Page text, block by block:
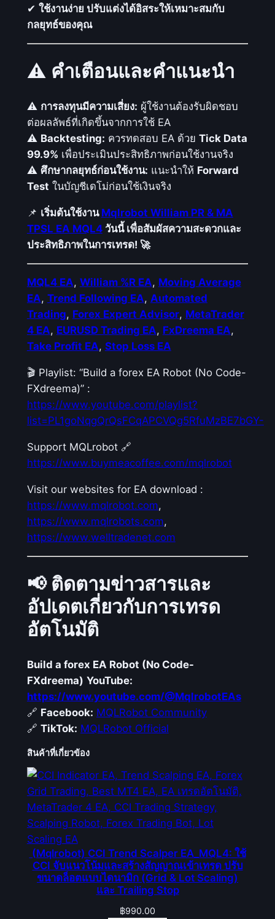
o
v
g
v
e
a
g
e
น
✔ ใช้งานง่าย ปรับแต่งได้อิสระให้เหมาะสมกับ
กลยุทธ์ของคุณ
⚠️ คำเตือนและคำแนะนำ
⚠️ การลงทุนมีความเสี่ยง: ผู้ใช้งานต้องรับผิดชอบ
ต่อผลลัพธ์ที่เกิดขึ้นจากการใช้ EA
⚠️ Backtesting: ควรทดสอบ EA ด้วย Tick Data
99.9% เพื่อประเมินประสิทธิภาพก่อนใช้งานจริง
⚠️ ศึกษากลยุทธ์ก่อนใช้งาน: แนะนำให้ Forward
Test ในบัญชีเดโม่ก่อนใช้เงินจริง
📌 เริ่มต้นใช้งาน Mqlrobot William PR & MA
TPSL EA MQL4วันนี้ เพื่อสัมผัสความสะดวกและ
ประสิทธิภาพในการเทรด! 🚀
MQL4 EA, William %R EA, Moving Average
EA, Trend Following EA, Automated
Trading, Forex Expert Advisor, MetaTrader
4 EA, EURUSD Trading EA, FxDreema EA,
Take Profit EA, Stop Loss EA
🎬 Playlist: “Build a forex EA Robot (No Code-
FXdreema)” :
https://www.youtube.com/playlist?
list=PL1goNqgQrQsFCqAPCVQg5RfuMzBE7bGY-
Support MQLrobot 🔗
https://www.buymeacoffee.com/mqlrobot
Visit our websites for EA download :
https://www.mqlrobot.com,
https://www.mqlrobots.com,
https://www.welltradenet.com
📢 ติดตามข่าวสารและ
อัปเดตเกี่ยวกับการเทรด
อัตโนมัติ
Build a forex EA Robot (No Code-
FXdreema) YouTube:
https://www.youtube.com/@MqlrobotEAs
🔗 Facebook: MQLRobot Community
🔗 TikTok: MQLRobot Official
สินค้าที่เกี่ยวข้อง
(Mqlrobot) CCI Trend Scalper EA_MQL4: ใช้
CCI จับแนวโน้มและสร้างสัญญาณเข้าเทรด ปรับ
ขนาดล็อตแบบไดนามิก (Grid & Lot Scaling)
และ Trailing Stop
฿990.00